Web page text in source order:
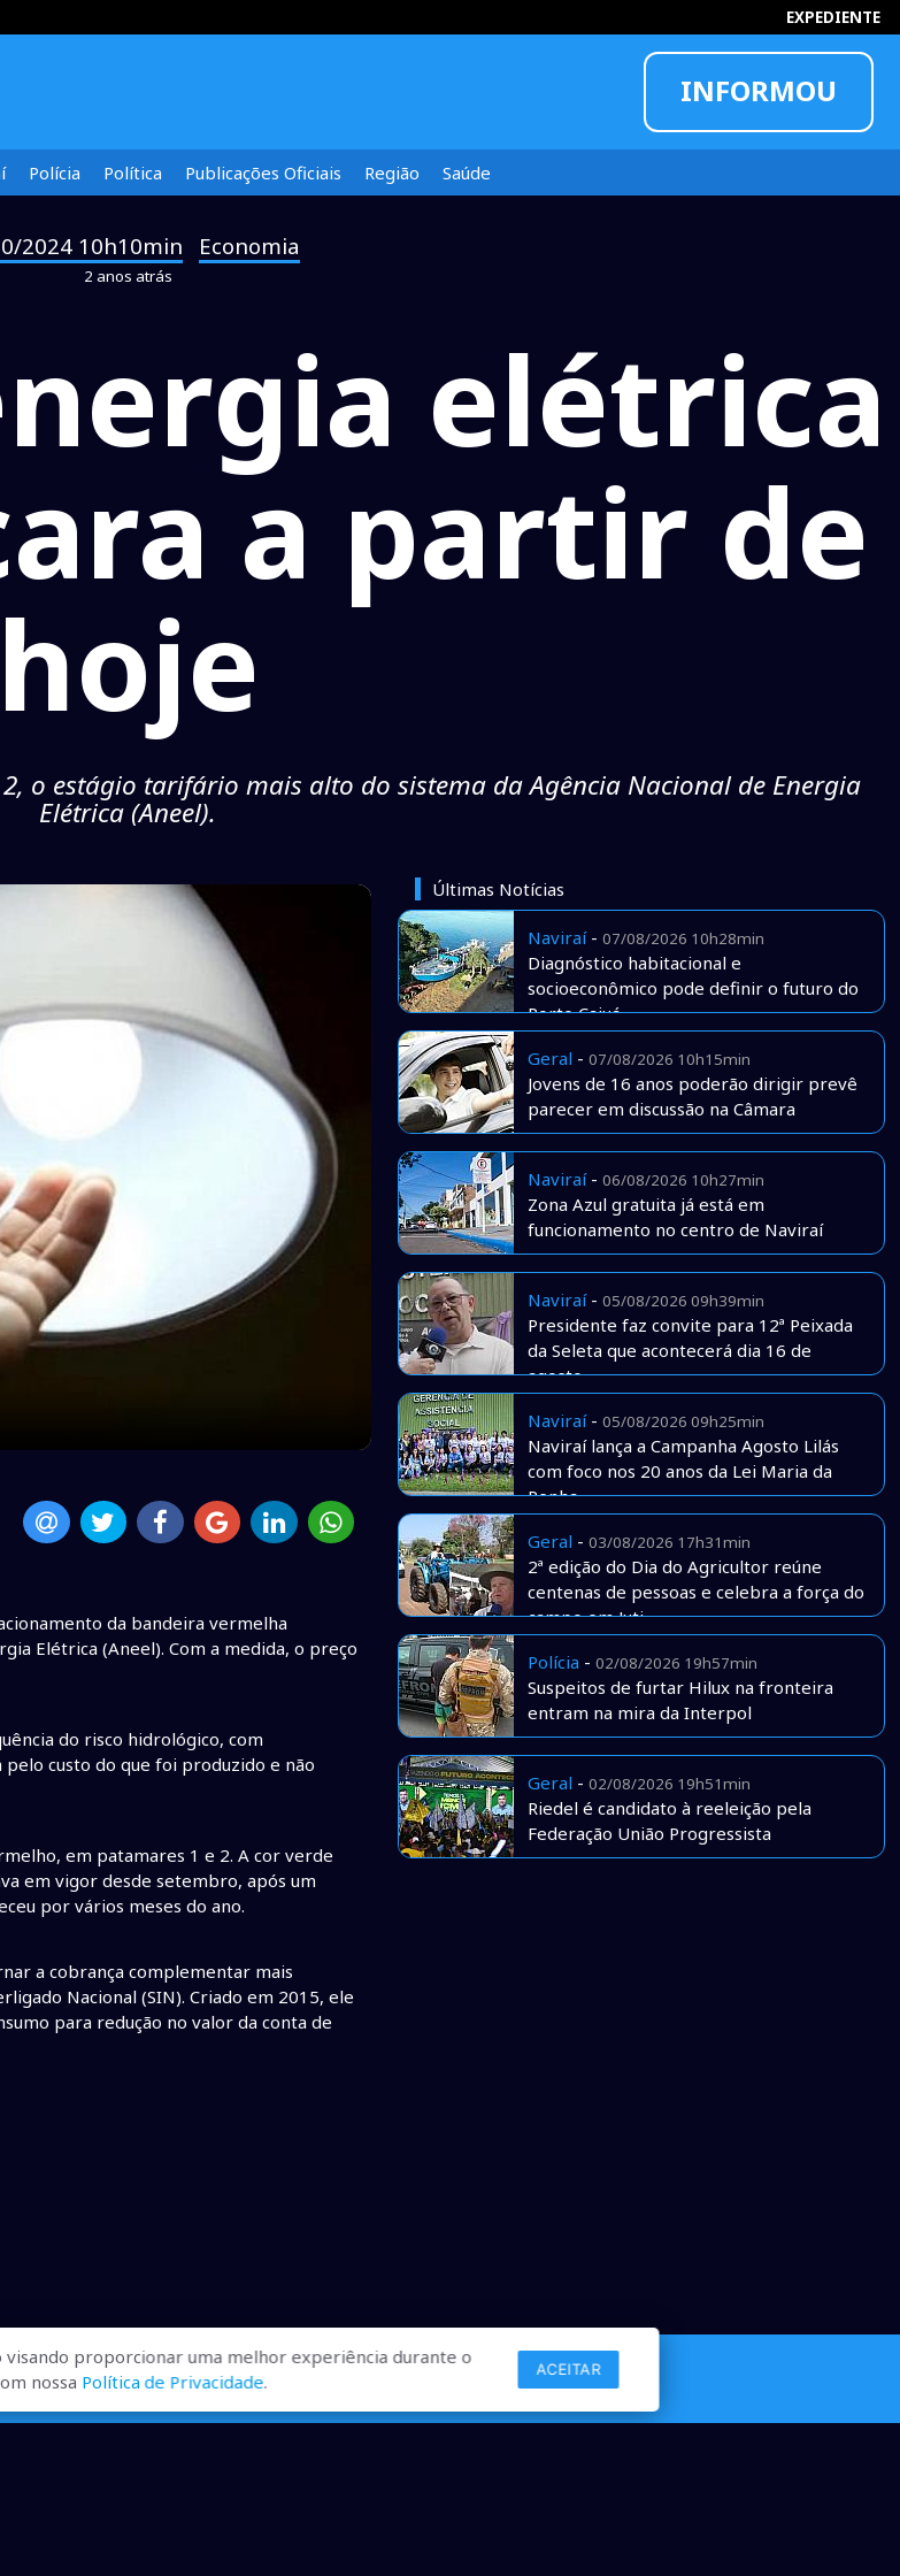
EXPEDIENTE
INFORMOU
Polícia Política Publicações Oficiais Região Saúde
2024 10h10min Economia
2 anos atrás
elétrica
a partir de
hoje
o estágio tarifário mais alto do sistema da Agência Nacional de Energia
Elétrica (Aneel).
da bandeira vermelha
Elétrica (Aneel). Com a medida, o preço
do risco hidrológico, com
custo do que foi produzido e não
em patamares 1 e 2. A cor verde
em vigor desde setembro, após um
por vários meses do ano.
a cobrança complementar mais
Nacional (SIN). Criado em 2015, ele
para redução no valor da conta de
Últimas Notícias
Naviraí- 07/08/2026 10h28min
Diagnóstico habitacional e
socioeconômico pode definir o futuro do
Porto Caiuá
Geral - 07/08/2026 10h15min
Jovens de 16 anos poderão dirigir prevê
parecer em discussão na Câmara
Naviraí- 06/08/2026 10h27min
Zona Azul gratuita já está em
funcionamento no centro de Naviraí
Naviraí- 05/08/2026 09h39min
Presidente faz convite para 12ª Peixada
da Seleta que acontecerá dia 16 de
agosto
Naviraí- 05/08/2026 09h25min
Naviraí lança a Campanha Agosto Lilás
com foco nos 20 anos da Lei Maria da
Penha
Geral - 03/08/2026 17h31min
2ª edição do Dia do Agricultor reúne
centenas de pessoas e celebra a força do
campo em Juti
Polícia - 02/08/2026 19h57min
Suspeitos de furtar Hilux na fronteira
entram na mira da Interpol
Geral - 02/08/2026 19h51min
Riedel é candidato à reeleição pela
Federação União Progressista
visando proporcionar uma melhor experiência durante o
nossa Política de Privacidade.
ACEITAR